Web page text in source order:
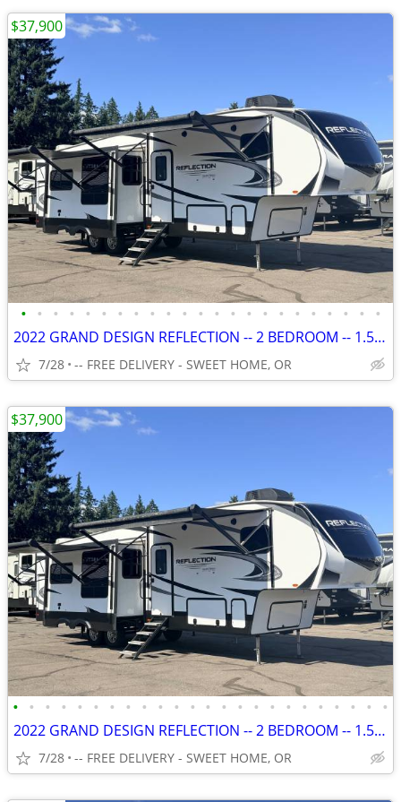
• • • • • • • • • • • • • • • • • • • • • • •
2022 GRAND DESIGN REFLECTION -- 2 BEDROOM -- 1.5 BATH - 36' 5TH WHEEL
7/28 -- FREE DELIVERY - SWEET HOME, OR
$37,900
• • • • • • • • • • • • • • • • • • • • • • • •
2022 GRAND DESIGN REFLECTION -- 2 BEDROOM -- 1.5 BATH - 36' 5TH WHEEL
7/28 -- FREE DELIVERY - SWEET HOME, OR
$37,900